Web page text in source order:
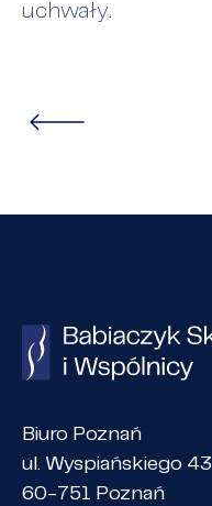
uchwały.
Biuro Poznań
ul. Wyspiańskiego 43
60-751 Poznań